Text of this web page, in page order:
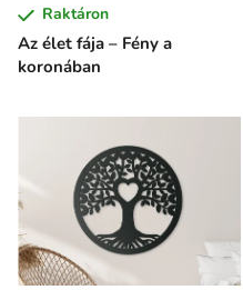
Az élet fája – Fény a
koronában
Raktáron